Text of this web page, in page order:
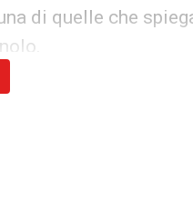
di quelle che
consapevole di